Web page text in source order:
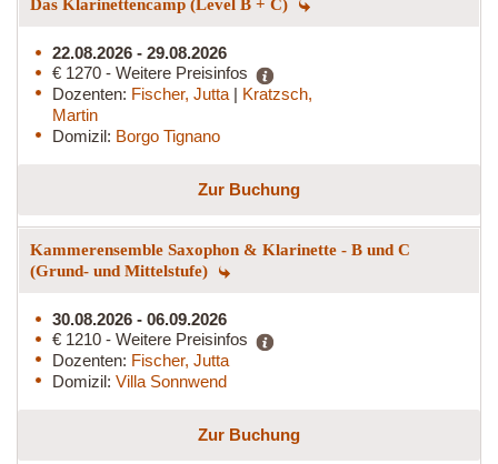
Das Klarinettencamp (Level B + C)
22.08.2026 - 29.08.2026
€ 1270 - Weitere Preisinfos
Dozenten: Fischer, Jutta | Kratzsch,
Martin
Domizil: Borgo Tignano
Zur Buchung
Kammerensemble Saxophon & Klarinette - B und C
(Grund- und Mittelstufe)
30.08.2026 - 06.09.2026
€ 1210 - Weitere Preisinfos
Dozenten: Fischer, Jutta
Domizil: Villa Sonnwend
Zur Buchung